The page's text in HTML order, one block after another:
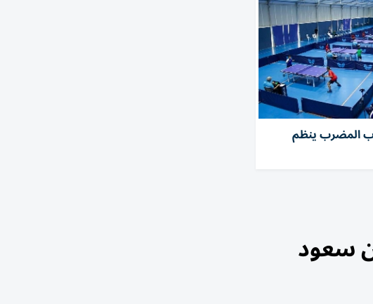
المضرب ينظم
سعود